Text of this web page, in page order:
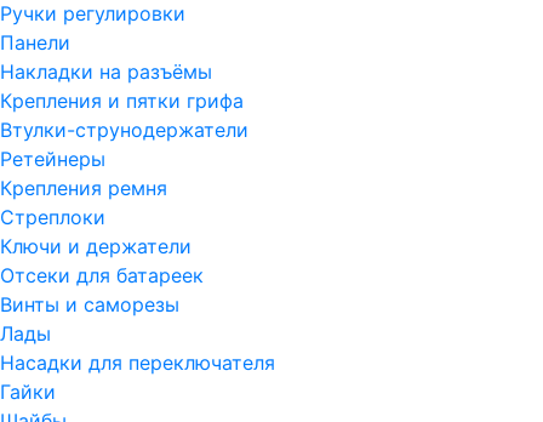
Ручки регулировки
Панели
Накладки на разъёмы
Крепления и пятки грифа
Втулки-струнодержатели
Ретейнеры
Крепления ремня
Стреплоки
Ключи и держатели
Отсеки для батареек
Винты и саморезы
Лады
Насадки для переключателя
Гайки